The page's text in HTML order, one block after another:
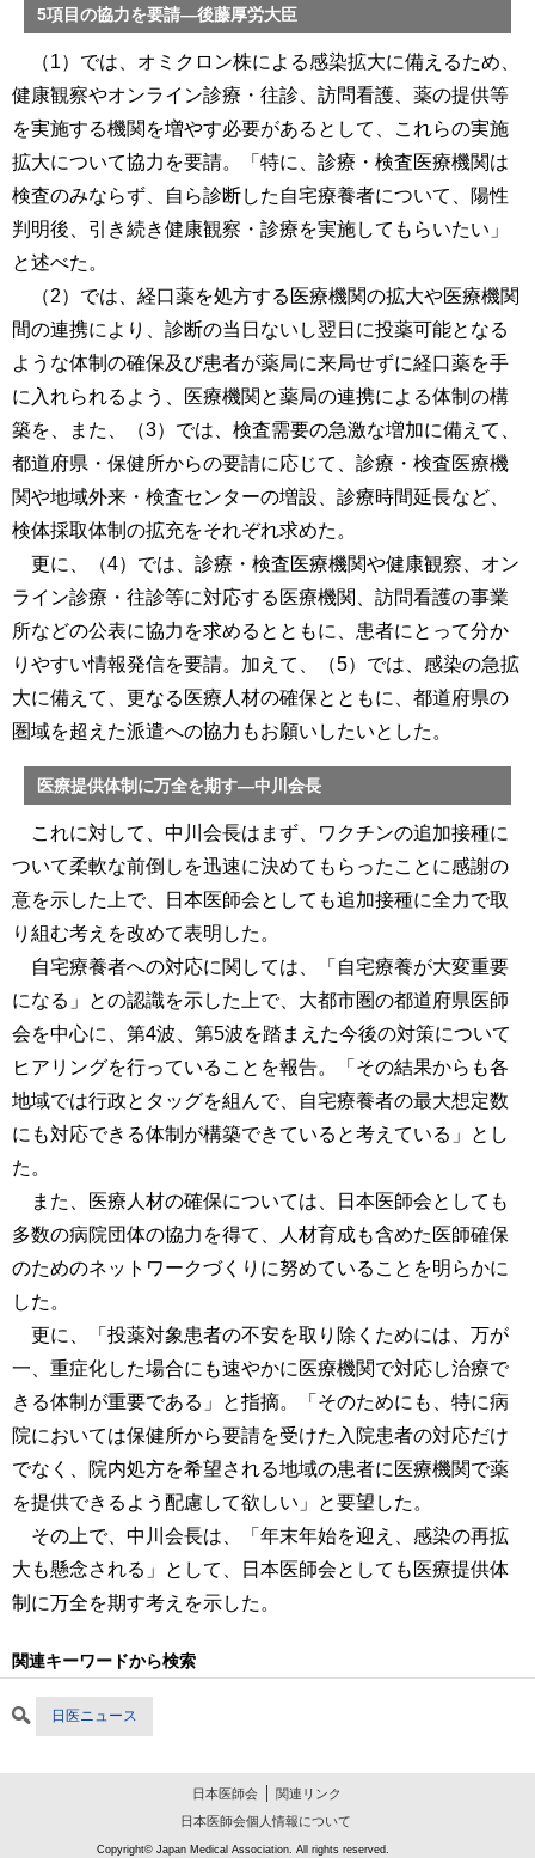
5項目の協力を要請―後藤厚労大臣
（1）では、オミクロン株による感染拡大に備えるため、
健康観察やオンライン診療・往診、訪問看護、薬の提供等
を実施する機関を増やす必要があるとして、これらの実施
拡大について協力を要請。「特に、診療・検査医療機関は
検査のみならず、自ら診断した自宅療養者について、陽性
判明後、引き続き健康観察・診療を実施してもらいたい」
と述べた。
（2）では、経口薬を処方する医療機関の拡大や医療機関
間の連携により、診断の当日ないし翌日に投薬可能となる
ような体制の確保及び患者が薬局に来局せずに経口薬を手
に入れられるよう、医療機関と薬局の連携による体制の構
築を、また、（3）では、検査需要の急激な増加に備えて、
都道府県・保健所からの要請に応じて、診療・検査医療機
関や地域外来・検査センターの増設、診療時間延長など、
検体採取体制の拡充をそれぞれ求めた。
更に、（4）では、診療・検査医療機関や健康観察、オン
ライン診療・往診等に対応する医療機関、訪問看護の事業
所などの公表に協力を求めるとともに、患者にとって分か
りやすい情報発信を要請。加えて、（5）では、感染の急拡
大に備えて、更なる医療人材の確保とともに、都道府県の
圏域を超えた派遣への協力もお願いしたいとした。
医療提供体制に万全を期す―中川会長
これに対して、中川会長はまず、ワクチンの追加接種に
ついて柔軟な前倒しを迅速に決めてもらったことに感謝の
意を示した上で、日本医師会としても追加接種に全力で取
り組む考えを改めて表明した。
自宅療養者への対応に関しては、「自宅療養が大変重要
になる」との認識を示した上で、大都市圏の都道府県医師
会を中心に、第4波、第5波を踏まえた今後の対策について
ヒアリングを行っていることを報告。「その結果からも各
地域では行政とタッグを組んで、自宅療養者の最大想定数
にも対応できる体制が構築できていると考えている」とし
た。
また、医療人材の確保については、日本医師会としても
多数の病院団体の協力を得て、人材育成も含めた医師確保
のためのネットワークづくりに努めていることを明らかに
した。
更に、「投薬対象患者の不安を取り除くためには、万が
一、重症化した場合にも速やかに医療機関で対応し治療で
きる体制が重要である」と指摘。「そのためにも、特に病
院においては保健所から要請を受けた入院患者の対応だけ
でなく、院内処方を希望される地域の患者に医療機関で薬
を提供できるよう配慮して欲しい」と要望した。
その上で、中川会長は、「年末年始を迎え、感染の再拡
大も懸念される」として、日本医師会としても医療提供体
制に万全を期す考えを示した。
関連キーワードから検索
日医ニュース
日本医師会
関連リンク
日本医師会個人情報について
Copyright© Japan Medical Association. All rights reserved.